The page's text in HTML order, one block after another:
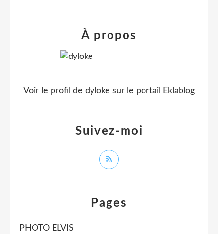
Pages
PHOTO ELVIS
Suivez-moi
À propos
Voir le profil de dyloke sur le portail Eklablog